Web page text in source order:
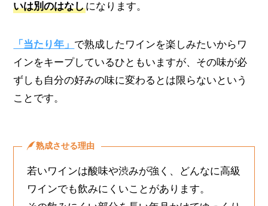
いは別のはなしになります。
「当たり年」 で熟成したワインを楽しみたいからワ
インをキープしているひともいますが、その味が必
ずしも自分の好みの味に変わるとは限らないという
ことです。
熟成させる理由
若いワインは酸味や渋みが強く、どんなに高級
ワインでも飲みにくいことがあります。